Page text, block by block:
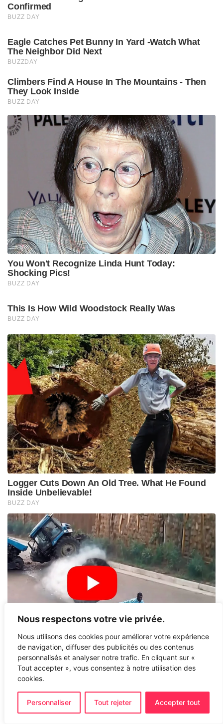
Nous respectons votre vie privée.
Nous utilisons des cookies pour améliorer votre expérience
de navigation, diffuser des publicités ou des contenus
personnalisés et analyser notre trafic. En cliquant sur «
Tout accepter », vous consentez à notre utilisation des
cookies.
Personnaliser Tout rejeter Accepter tout